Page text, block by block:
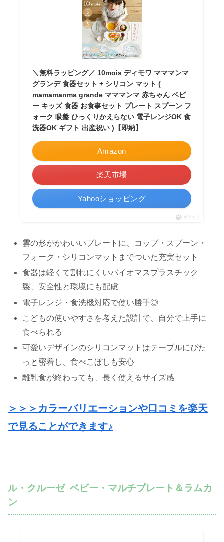
＼無料ラッピング／ 10mois ディモワ マママンマ
グランデ 食器セット + シリコン マット (
mamamanma grande マママンマ 赤ちゃん ベビ
ー キッズ 食器 お食事セット プレート スプーン フ
ォーク 吸盤 ひっくりかえらない 電子レンジOK 食
洗器OK ギフト 出産祝い )【即納】
Amazon
楽天市場
Yahooショッピング
ポチップ
雲の形がかわいいプレートに、コップ・スプーン・
フォーク・シリコンマットまでついた充実セット
食器は軽くて割れにくいバイオマスプラスチック
製、安全性と環境にも配慮
電子レンジ・食洗機対応で使い勝手◎
こどもの使いやすさを考えた設計で、自分で上手に
食べられる
可愛いデザインのシリコンマットはテーブルにぴた
っと密着し、食べこぼしも安心
離乳食が終わっても、長く使えるサイズ感
＞＞＞カラーバリエーションや口コミを楽天
で見ることができます♪
ル・クルーゼ ベビー・マルチプレート＆ラムカ
ン